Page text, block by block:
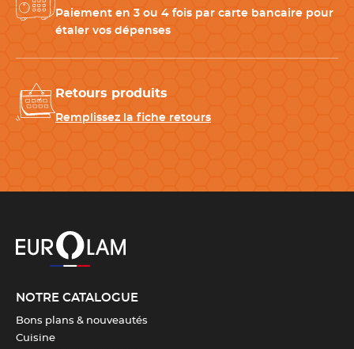
Paiement en 3 ou 4 fois par carte bancaire pour
étaler vos dépenses
Retours produits
Remplissez la fiche retours
NOTRE CATALOGUE
Bons plans & nouveautés
Cuisine